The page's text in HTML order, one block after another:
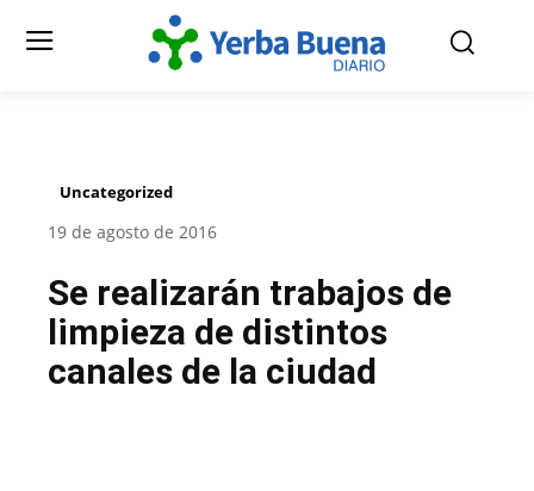
Uncategorized
19 de agosto de 2016
Se realizarán trabajos de
limpieza de distintos
canales de la ciudad